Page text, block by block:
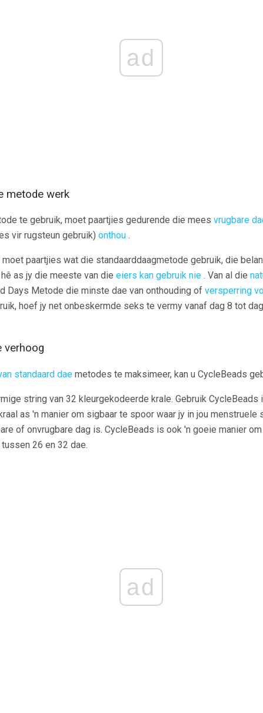
ad
metode werk
te gebruik, moet paartjies gedurende die mees vrugbare
vir rugsteun gebruik) onthou .
paartjies wat die standaarddaagmetode gebruik, die
as jy die meeste van die eiers kan gebruik nie . Van al die
Days Metode die minste dae van onthouding of versperring
hoef jy net onbeskermde seks te vermy vanaf dag 8 tot
verhoog
standaard dae metodes te maksimeer, kan u CycleBeads
string van 32 kleurgekodeerde krale. Gebruik
as 'n manier om sigbaar te spoor waar jy in jou menstruele
of onvrugbare dag is. CycleBeads is ook 'n goeie manier
26 en 32 dae.
ad